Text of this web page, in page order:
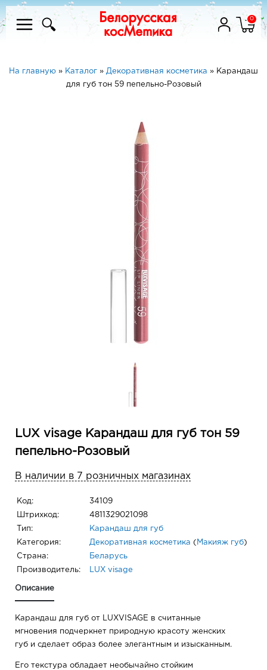
0
На главную » Каталог » Декоративная косметика » Карандаш
для губ тон 59 пепельно-Розовый
LUX visage Карандаш для губ тон 59
пепельно-Розовый
В наличии в 7 розничных магазинах
Код: 34109
Штрихкод: 4811329021098
Тип: Карандаш для губ
Категория: Декоративная косметика ( Макияж губ)
Страна: Беларусь
Производитель: LUX visage
Описание
Карандаш для губ от LUXVISAGE в считанные
мгновения подчеркнет природную красоту женских
губ и сделает образ более элегантным и изысканным.
Его текстура обладает необычайно стойким